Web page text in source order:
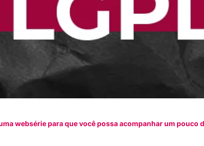
websérie para que você possa acompanhar um pouco